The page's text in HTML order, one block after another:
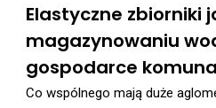
Elastyczne zbiorniki
magazynowaniu
gospodarce
Co wspólnego mają duże